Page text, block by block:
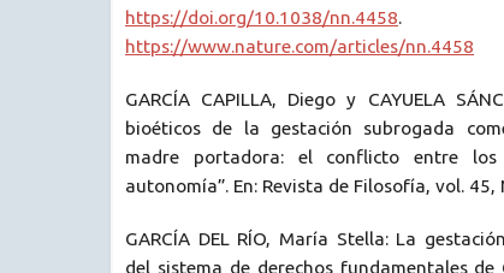
https://doi.org/10.1038/nn.4458.
https://www.nature.com/articles/nn.4458
GARCÍA CAPILLA, Diego y CAYUELA
bioéticos de la gestación subrogada
madre portadora: el conflicto entre
autonomía”. En: Revista de Filosofía, vol. 45,
GARCÍA DEL RÍO, María Stella: La
del sistema de derechos fundamentales